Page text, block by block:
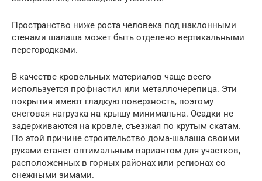
Пространство ниже роста человека под наклонными
стенами шалаша может быть отделено вертикальными
перегородками.
В качестве кровельных материалов чаще всего
используется профнастил или металлочерепица. Эти
покрытия имеют гладкую поверхность, поэтому
снеговая нагрузка на крышу минимальна. Осадки не
задерживаются на кровле, съезжая по крутым скатам.
По этой причине строительство дома-шалаша своими
руками станет оптимальным вариантом для участков,
расположенных в горных районах или регионах со
снежными зимами.